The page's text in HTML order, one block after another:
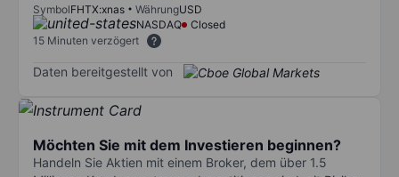
SymbolFHTX:xnas WährungUSD
NASDAQ
Closed
15 Minuten verzögert
Daten bereitgestellt von
Möchten Sie mit dem Investieren beginnen?
Handeln Sie Aktien mit einem Broker, dem über 1.5